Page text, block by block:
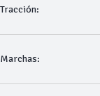
Tracción:
Marchas: